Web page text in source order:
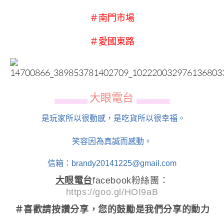
＃南門市場
＃愛國東路
▄▄▄▄▄▄ 大眼電台 ▄▄▄▄▄▄
是玩家所以很動感，是吃貨所以很幸福。
笑容因為真誠而感動。
信箱：brandy20141225@gmail.com
大眼電台facebook粉絲團：
https://goo.gl/HOI9aB
＃喜歡請按讚分享 ，您的鼓勵是我們分享的動力